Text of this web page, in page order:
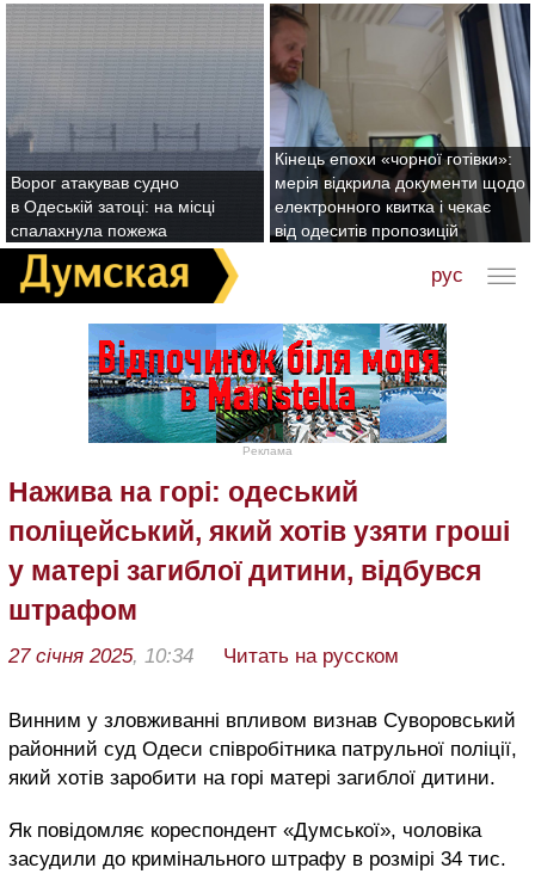
Ворог атакував судно
в Одеській затоці: на місці
спалахнула пожежа
Кінець епохи «чорної готівки»:
мерія відкрила документи щодо
електронного квитка і чекає
від одеситів пропозицій
рус
Реклама
Нажива на горі: одеський
поліцейський, який хотів узяти гроші
у матері загиблої дитини, відбувся
штрафом
27 січня 2025, 10:34 Читать на русском
Винним у зловживанні впливом визнав Суворовський
районний суд Одеси співробітника патрульної поліції,
який хотів заробити на горі матері загиблої дитини.
Як повідомляє кореспондент «Думської», чоловіка
засудили до кримінального штрафу в розмірі 34 тис.